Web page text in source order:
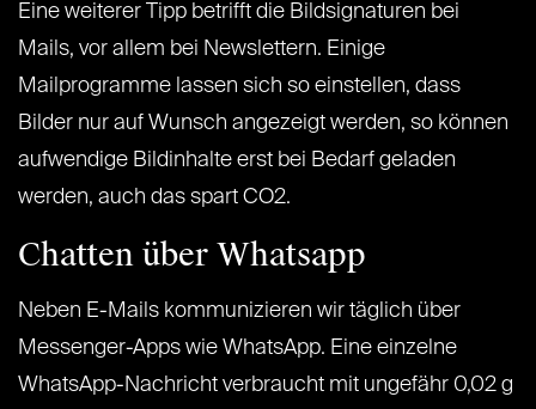
Eine weiterer Tipp betrifft die Bildsignaturen bei
Mails, vor allem bei Newslettern. Einige
Mailprogramme lassen sich so einstellen, dass
Bilder nur auf Wunsch angezeigt werden, so können
aufwendige Bildinhalte erst bei Bedarf geladen
werden, auch das spart CO2.
Chatten über Whatsapp
Neben E-Mails kommunizieren wir täglich über
Messenger-Apps wie WhatsApp. Eine einzelne
WhatsApp-Nachricht verbraucht mit ungefähr 0,02 g